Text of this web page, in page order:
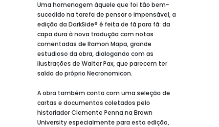
Uma homenagem àquele que foi tão bem-
sucedido na tarefa de pensar o impensável, a
edição da DarkSide® é feita de fã para fã: da
capa dura à nova tradução com notas
comentadas de Ramon Mapa, grande
estudioso da obra, dialogando com as
ilustrações de Walter Pax, que parecem ter
saído do próprio Necronomicon.
A obra também conta com uma seleção de
cartas e documentos coletados pelo
historiador Clemente Penna na Brown
University especialmente para esta edição,